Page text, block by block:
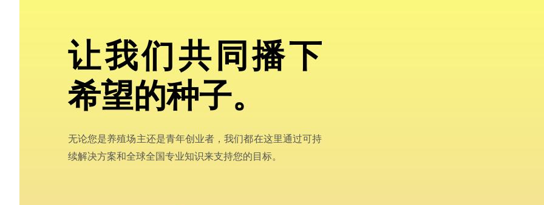
让我们共同播下
希望的种子。
无论您是养殖场主还是青年创业者，我们都在这里通过可持
续解决方案和全球全国专业知识来支持您的目标。